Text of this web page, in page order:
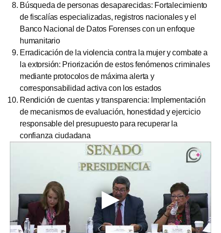
Búsqueda de personas desaparecidas: Fortalecimiento
de fiscalías especializadas, registros nacionales y el
Banco Nacional de Datos Forenses con un enfoque
humanitario
Erradicación de la violencia contra la mujer y combate a
la extorsión: Priorización de estos fenómenos criminales
mediante protocolos de máxima alerta y
corresponsabilidad activa con los estados
Rendición de cuentas y transparencia: Implementación
de mecanismos de evaluación, honestidad y ejercicio
responsable del presupuesto para recuperar la
confianza ciudadana